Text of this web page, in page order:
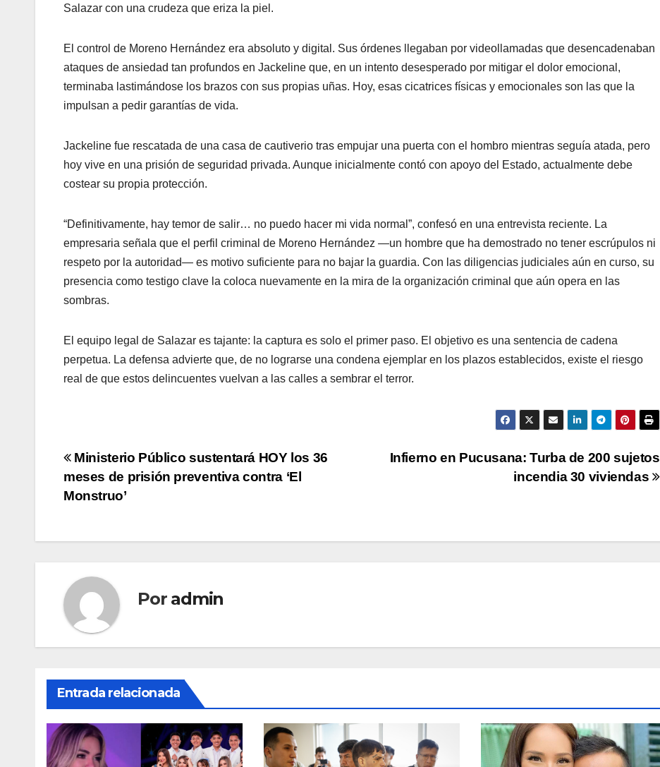
Salazar con una crudeza que eriza la piel.
El control de Moreno Hernández era absoluto y digital. Sus órdenes llegaban por videollamadas que desencadenaban
ataques de ansiedad tan profundos en Jackeline que, en un intento desesperado por mitigar el dolor emocional,
terminaba lastimándose los brazos con sus propias uñas. Hoy, esas cicatrices físicas y emocionales son las que la
impulsan a pedir garantías de vida.
Jackeline fue rescatada de una casa de cautiverio tras empujar una puerta con el hombro mientras seguía atada, pero
hoy vive en una prisión de seguridad privada. Aunque inicialmente contó con apoyo del Estado, actualmente debe
costear su propia protección.
“Definitivamente, hay temor de salir… no puedo hacer mi vida normal”, confesó en una entrevista reciente. La
empresaria señala que el perfil criminal de Moreno Hernández —un hombre que ha demostrado no tener escrúpulos ni
respeto por la autoridad— es motivo suficiente para no bajar la guardia. Con las diligencias judiciales aún en curso, su
presencia como testigo clave la coloca nuevamente en la mira de la organización criminal que aún opera en las
sombras.
El equipo legal de Salazar es tajante: la captura es solo el primer paso. El objetivo es una sentencia de cadena
perpetua. La defensa advierte que, de no lograrse una condena ejemplar en los plazos establecidos, existe el riesgo
real de que estos delincuentes vuelvan a las calles a sembrar el terror.
Navegación
de
Infierno en Pucusana: Turba de 200 sujetos
incendia 30 viviendas
Ministerio Público sustentará HOY los 36
meses de prisión preventiva contra ‘El
Monstruo’
Por admin
Entrada relacionada